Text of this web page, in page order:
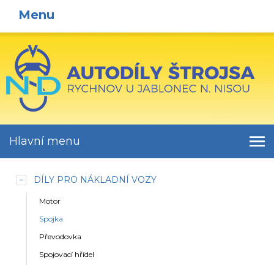
Menu
Hlavní menu
DÍLY PRO NÁKLADNÍ VOZY
Motor
Spojka
Převodovka
Spojovací hřídel